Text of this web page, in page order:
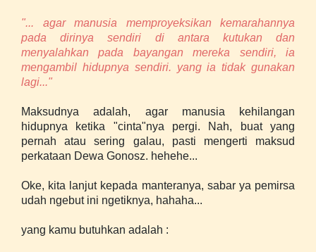
"... agar manusia memproyeksikan kemarahannya
pada dirinya sendiri di antara kutukan dan
menyalahkan pada bayangan mereka sendiri, ia
mengambil hidupnya sendiri. yang ia tidak gunakan
lagi..."
Maksudnya adalah, agar manusia kehilangan
hidupnya ketika "cinta"nya pergi. Nah, buat yang
pernah atau sering galau, pasti mengerti maksud
perkataan Dewa Gonosz. hehehe...
Oke, kita lanjut kepada manteranya, sabar ya pemirsa
udah ngebut ini ngetiknya, hahaha...
yang kamu butuhkan adalah :